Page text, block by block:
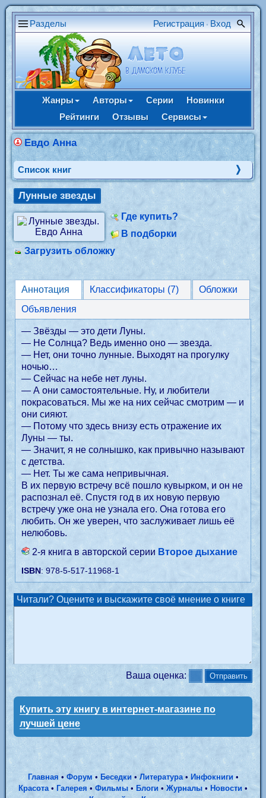
Разделы Регистрация • Вход
Жанры Авторы Серии
Новинки
Рейтинги
Отзывы Сервисы
Евдо Анна
Cписок книг
Лунные звезды
Где купить?
В подборки
Загрузить обложку
Аннотация Классификаторы (7)
Обложки
Объявления
— Звёзды — это дети Луны.
— Не Солнца? Ведь именно оно — звезда.
— Нет, они точно лунные. Выходят на прогулку
ночью…
— Сейчас на небе нет луны.
— А они самостоятельные. Ну, и любители
покрасоваться. Мы же на них сейчас смотрим — и
они сияют.
— Потому что здесь внизу есть отражение их
Луны — ты.
— Значит, я не солнышко, как привычно называют
с детства.
— Нет. Ты же сама непривычная.
В их первую встречу всё пошло кувырком, и он не
распознал её. Спустя год в их новую первую
встречу уже она не узнала его. Она готова его
любить. Он же уверен, что заслуживает лишь её
нелюбовь.
2-я книга в авторской серии Второе дыхание
ISBN: 978-5-517-11968-1
Читали? Оцените и выскажите своё мнение о книге
Ваша оценка:
Купить эту книгу в интернет-магазине по
лучшей цене
Главная • Форум• Беседки• Литература• Инфокниги •
Красота• Галерея • Фильмы • Блоги • Журналы • Новости •